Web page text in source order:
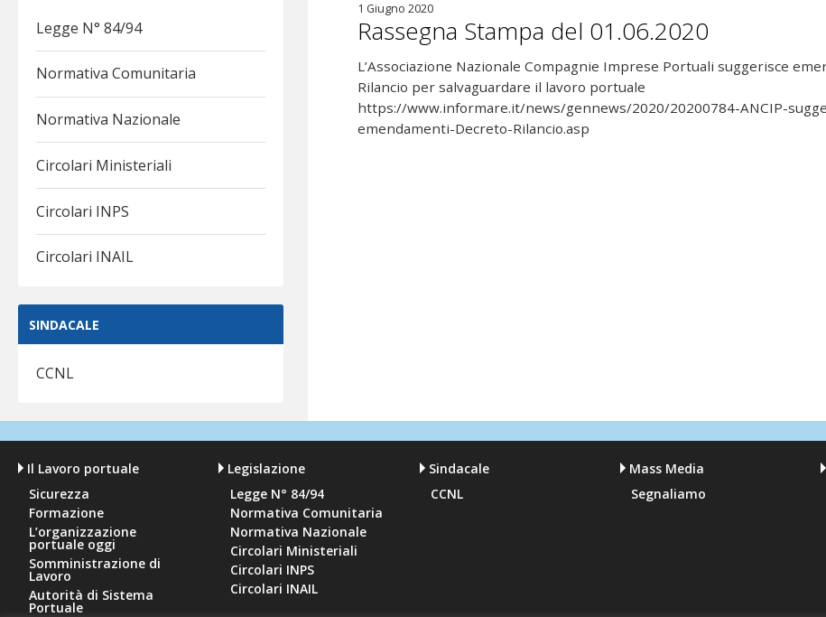
Legge N° 84/94
Normativa Comunitaria
Normativa Nazionale
Circolari Ministeriali
Circolari INPS
Circolari INAIL
SINDACALE
CCNL
1 Giugno 2020
Rassegna Stampa del 01.06.2020
L’Associazione Nazionale Compagnie Imprese Portuali suggerisce
Rilancio per salvaguardare il lavoro portuale
https://www.informare.it/news/gennews/2020/20200784-ANCIP-
emendamenti-Decreto-Rilancio.asp
Il Lavoro portuale
Sicurezza
Formazione
L’organizzazione
portuale oggi
Somministrazione di
Lavoro
Autorità di Sistema
Portuale
Legislazione
Legge N° 84/94
Normativa Comunitaria
Normativa Nazionale
Circolari Ministeriali
Circolari INPS
Circolari INAIL
Sindacale
CCNL
Mass Media
Segnaliamo